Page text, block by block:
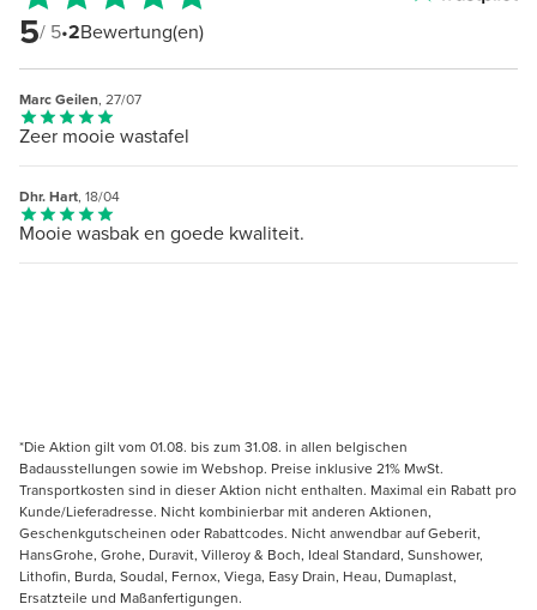
5/ 5•2Bewertung(en)
Marc Geilen, 27/07
Zeer mooie wastafel
Dhr. Hart, 18/04
Mooie wasbak en goede kwaliteit.
*Die Aktion gilt vom 01.08. bis zum 31.08. in allen belgischen
Badausstellungen sowie im Webshop. Preise inklusive 21% MwSt.
Transportkosten sind in dieser Aktion nicht enthalten. Maximal ein Rabatt pro
Kunde/Lieferadresse. Nicht kombinierbar mit anderen Aktionen,
Geschenkgutscheinen oder Rabattcodes. Nicht anwendbar auf Geberit,
HansGrohe, Grohe, Duravit, Villeroy & Boch, Ideal Standard, Sunshower,
Lithofin, Burda, Soudal, Fernox, Viega, Easy Drain, Heau, Dumaplast,
Ersatzteile und Maßanfertigungen.